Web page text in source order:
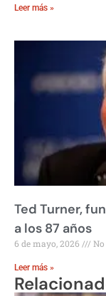
Leer más »
Ted Turner,
a los 87 años
6 de mayo, 2026
Leer más »